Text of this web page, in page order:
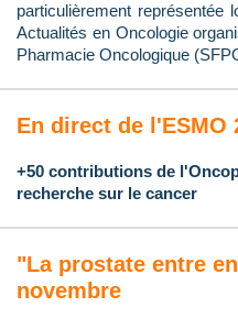
particulièrement représentée
Actualités en Oncologie
Pharmacie Oncologique
En direct de l'ESMO
+50 contributions de
recherche sur le cancer
"La prostate entre
novembre